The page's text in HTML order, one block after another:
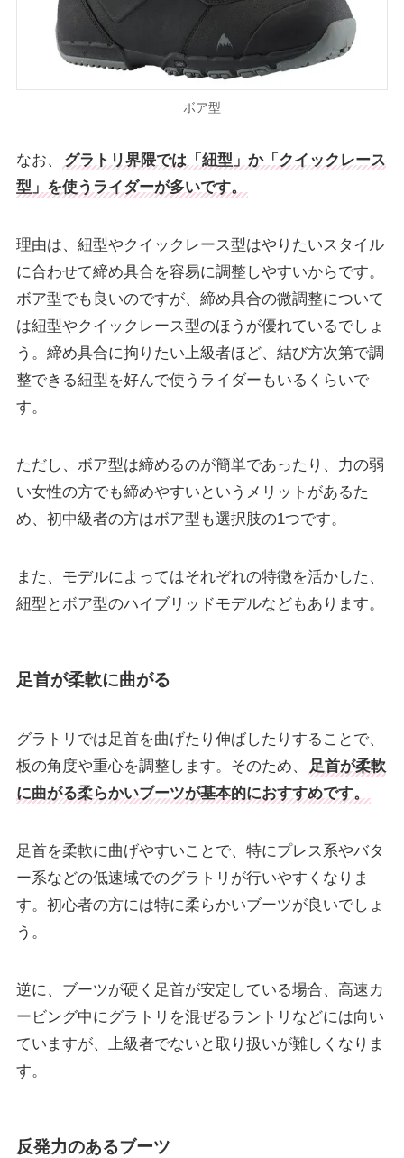
ボア型
なお、
グラトリ界隈では「紐型」か「クイックレース
型」を使うライダーが多いです。
理由は、紐型やクイックレース型はやりたいスタイル
に合わせて締め具合を容易に調整しやすいからです。
ボア型でも良いのですが、締め具合の微調整について
は紐型やクイックレース型のほうが優れているでしょ
う。締め具合に拘りたい上級者ほど、結び方次第で調
整できる紐型を好んで使うライダーもいるくらいで
す。
ただし、ボア型は締めるのが簡単であったり、力の弱
い女性の方でも締めやすいというメリットがあるた
め、初中級者の方はボア型も選択肢の1つです。
また、モデルによってはそれぞれの特徴を活かした、
紐型とボア型のハイブリッドモデルなどもあります。
足首が柔軟に曲がる
グラトリでは足首を曲げたり伸ばしたりすることで、
板の角度や重心を調整します。そのため、
足首が柔軟
に曲がる柔らかいブーツが基本的におすすめです。
足首を柔軟に曲げやすいことで、特にプレス系やバタ
ー系などの低速域でのグラトリが行いやすくなりま
す。初心者の方には特に柔らかいブーツが良いでしょ
う。
逆に、ブーツが硬く足首が安定している場合、高速カ
ービング中にグラトリを混ぜるラントリなどには向い
ていますが、上級者でないと取り扱いが難しくなりま
す。
反発力のあるブーツ